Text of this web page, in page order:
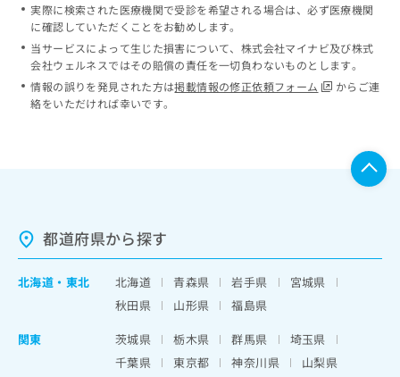
実際に検索された医療機関で受診を希望される場合は、必ず医療機関
に確認していただくことをお勧めします。
当サービスによって生じた損害について、株式会社マイナビ及び株式
会社ウェルネスではその賠償の責任を一切負わないものとします。
情報の誤りを発見された方は掲載情報の修正依頼フォーム
からご連
絡をいただければ幸いです。
都道府県から探す
北海道 ・ 東北 北海道 青森県 岩手県
宮城県
秋田県
山形県
福島県
関東
茨城県 栃木県 群馬県
埼玉県
千葉県
東京都 神奈川県
山梨県